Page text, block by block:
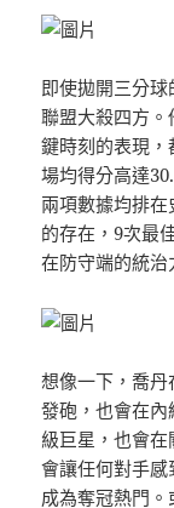
即使拋開三分
聯盟大殺四方
鍵時刻的表現
場均得分高達
兩項數據均排
的存在，9次最
在防守端的統治
想像一下，喬
發砲，也會在
級巨星，也會
會讓任何對手
成為奪冠熱門